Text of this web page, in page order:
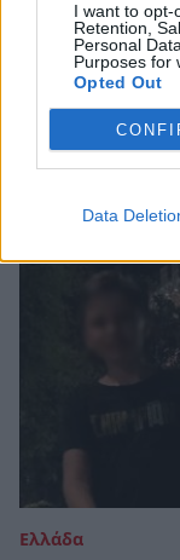
I want to opt-
Retention,
Personal
Purposes for
Opted Out
Data
Οπαδικό
Πάτρα - Τον
την μπλούζα
04 Οκτωβρίου
Ελλάδα